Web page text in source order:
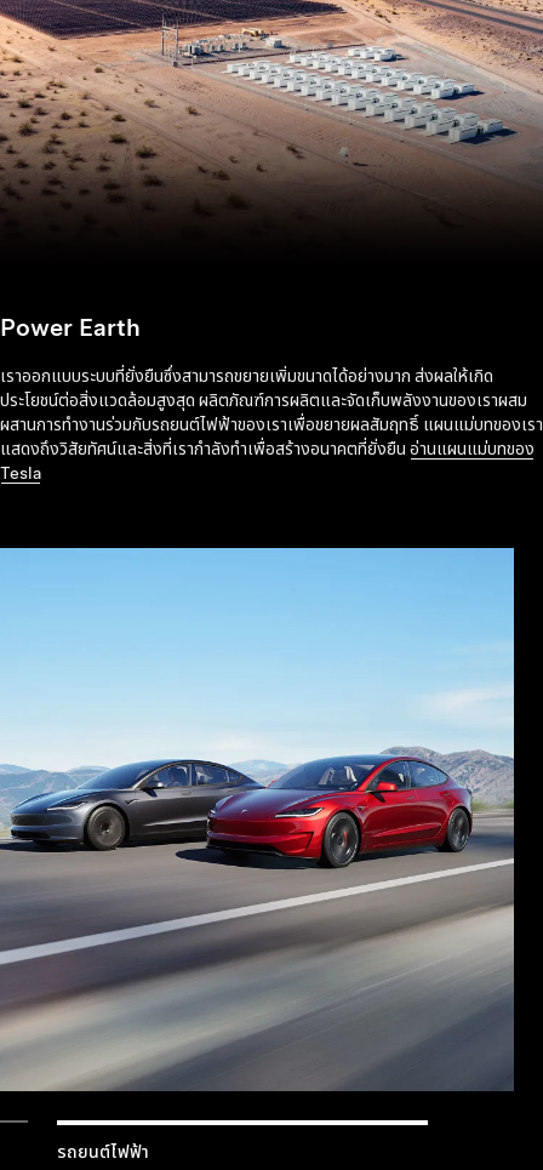
เราออกแบบระบบที่ยั่งยืนซึ่งสามารถขยายเพิ่มขนาดได้อย่างมาก ส่งผลให้เกิด
ประโยชน์ต่อสิ่งแวดล้อมสูงสุด ผลิตภัณฑ์การผลิตและจัดเก็บพลังงานของเราผสม
ผสานการทำงานร่วมกับรถยนต์ไฟฟ้าของเราเพื่อขยายผลสัมฤทธิ์ แผนแม่บทของเรา
แสดงถึงวิสัยทัศน์และสิ่งที่เรากำลังทำเพื่อสร้างอนาคตที่ยั่งยืน อ่านแผนแม่บทของ
Tesla
Power Earth
รถยนต์ไฟฟ้า